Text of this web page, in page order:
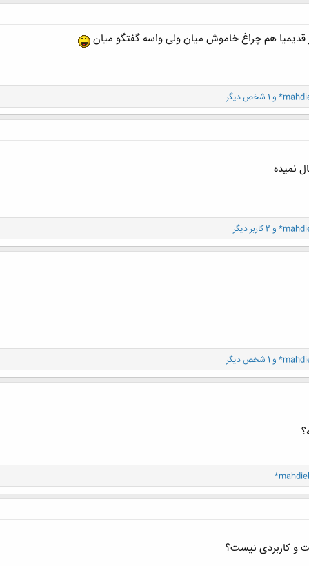
قدیمیا هم چراغ خاموش میان ولی واسه گفتگو میان
و 1 شخص دیگر
نمیده
و 2 کاربر دیگر
و 1 شخص دیگر
و کاربردی نیست؟